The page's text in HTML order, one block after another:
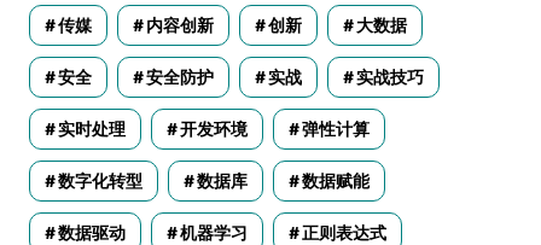
传媒 内容创新 创新 大数据
安全 安全防护 实战 实战技巧
实时处理 开发环境 弹性计算
数字化转型 数据库 数据赋能
数据驱动 机器学习 正则表达式